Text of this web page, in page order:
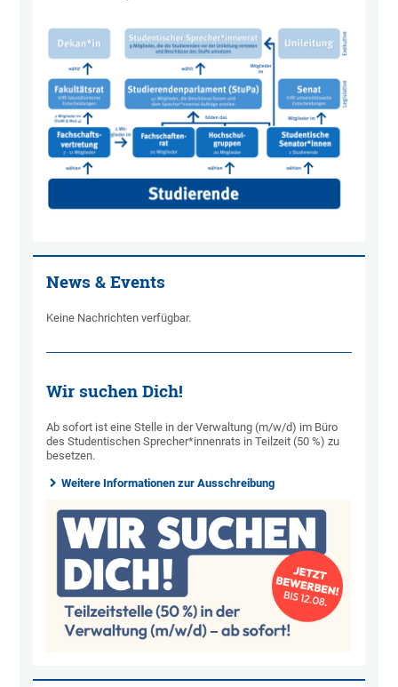
News & Events
Keine Nachrichten verfügbar.
Wir suchen Dich!
Ab sofort ist eine Stelle in der Verwaltung (m/w/d) im Büro
des Studentischen Sprecher*innenrats in Teilzeit (50 %) zu
besetzen.
Weitere Informationen zur Ausschreibung